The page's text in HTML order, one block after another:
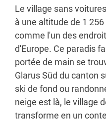
Le village sans
à une altitude de 1
comme l'un des
d'Europe. Ce paradis
portée de main se
Glarus Süd du canton
ski de fond ou
neige est là, le village
transforme en un